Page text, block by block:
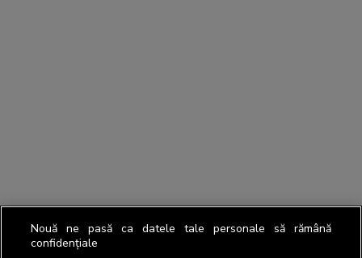
Nouă ne pasă ca datele tale personale să rămână
confidențiale